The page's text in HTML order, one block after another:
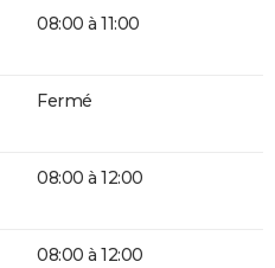
08:00 à 11:00
Fermé
08:00 à 12:00
08:00 à 12:00